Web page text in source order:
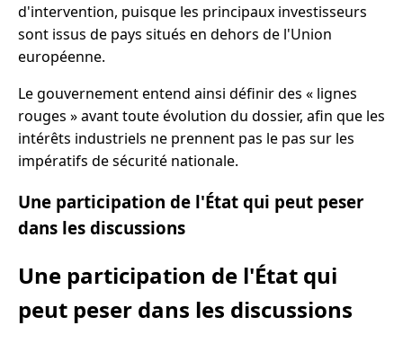
d'intervention, puisque les principaux investisseurs
sont issus de pays situés en dehors de l'Union
européenne.
Le gouvernement entend ainsi définir des « lignes
rouges » avant toute évolution du dossier, afin que les
intérêts industriels ne prennent pas le pas sur les
impératifs de sécurité nationale.
Une participation de l'État qui peut peser
dans les discussions
Une participation de l'État qui
peut peser dans les discussions